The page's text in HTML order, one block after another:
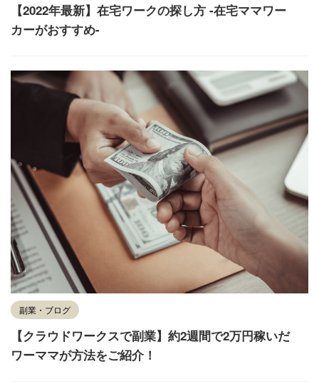
【2022年最新】在宅ワークの探し方 -在宅ママワー
カーがおすすめ-
副業・ブログ
【クラウドワークスで副業】約2週間で2万円稼いだ
ワーママが方法をご紹介！